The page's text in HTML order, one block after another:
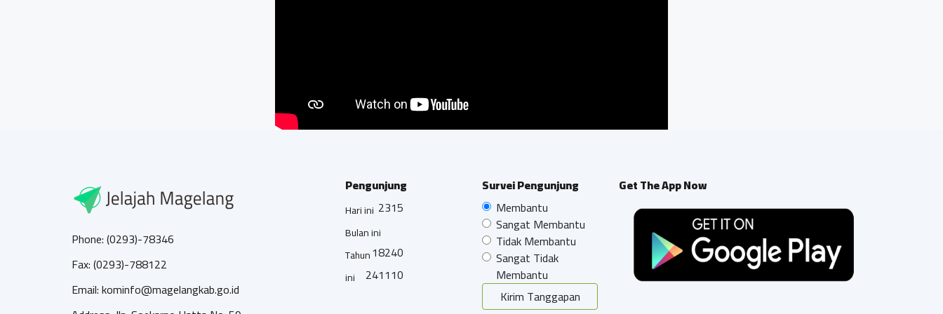
Phone: (0293)-78346
Fax: (0293)-788122
Email: kominfo@magelangkab.go.id
Pengunjung
Hari ini 2315
Bulan ini
18240
Tahun
ini
241110
Survei Pengunjung
Membantu
Sangat Membantu
Tidak Membantu
Sangat Tidak
Membantu
Kirim Tanggapan
Get The App Now